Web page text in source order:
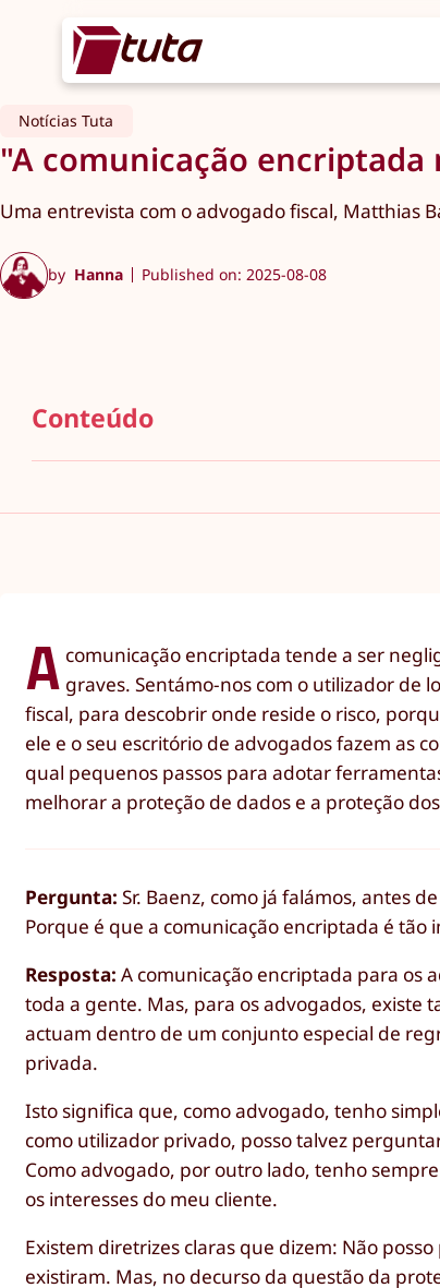
Notícias Tuta
"A comunicação
Uma entrevista com o advogado fiscal, Matthias
by Hanna Published on: 2025-08-08
Conteúdo
A comunicação encriptada tende a ser
graves. Sentámo-nos com o utilizador de
fiscal, para descobrir onde reside o risco,
ele e o seu escritório de advogados fazem as
qual pequenos passos para adotar
melhorar a proteção de dados e a proteção
Pergunta: Sr. Baenz, como já falámos, antes
Porque é que a comunicação encriptada é tão
Resposta: A comunicação encriptada para os
toda a gente. Mas, para os advogados, existe
actuam dentro de um conjunto especial de
privada.
Isto significa que, como advogado, tenho
como utilizador privado, posso talvez
Como advogado, por outro lado, tenho
os interesses do meu cliente.
Existem diretrizes claras que dizem: Não
existiram. Mas, no decurso da questão da